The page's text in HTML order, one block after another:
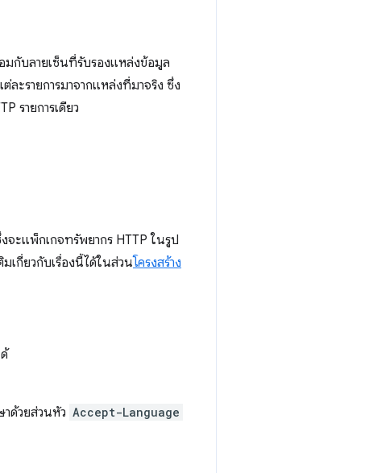
มกับลายเซ็นที่รับรองแหล่งข้อมูล
ละรายการมาจากแหล่งที่มาจริง ซึ่ง
รายการเดียว
ะแพ็กเกจทรัพยากร HTTP ในรูป
เกี่ยวกับเรื่องนี้ได้ในส่วนโครงสร้าง
าด้วยส่วนหัว Accept-Language